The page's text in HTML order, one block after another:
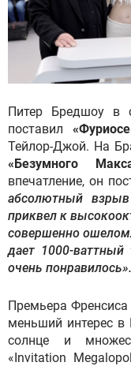
Питер Бредшоу в
поставил
Тейлор-Джой. На
«Безумного
впечатление, он
абсолютный
приквел к
совершенно
дает 1000-
очень понравилось».
Премьера
меньший интерес
солнце и
«Invitation